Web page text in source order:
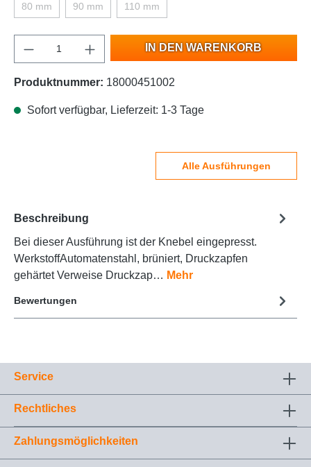
80 mm 90 mm 110 mm
IN DEN WARENKORB
Produktnummer: 18000451002
Sofort verfügbar, Lieferzeit: 1-3 Tage
Alle Ausführungen
Beschreibung
Bei dieser Ausführung ist der Knebel eingepresst.
WerkstoffAutomatenstahl, brüniert, Druckzapfen
gehärtet Verweise Druckzap… Mehr
Bewertungen
Service
Rechtliches
Zahlungsmöglichkeiten